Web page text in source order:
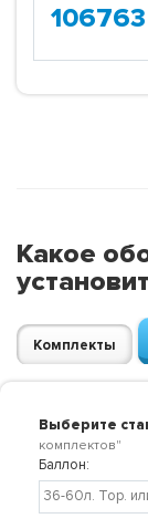
106763
Какое
Комплекты
Выберите
комплектов"
Баллон: